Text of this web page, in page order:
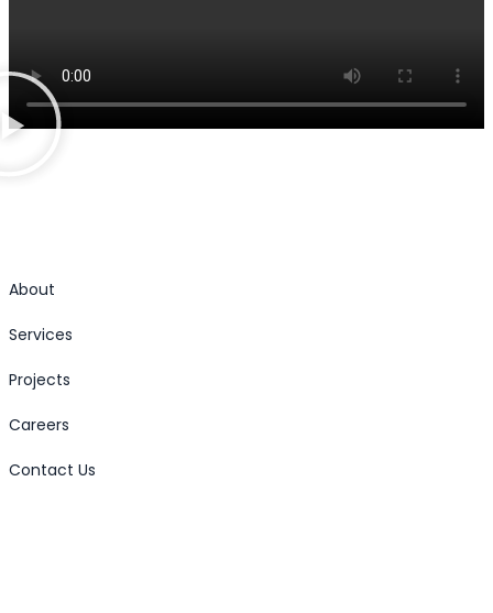
About
Services
Projects
Careers
Contact Us